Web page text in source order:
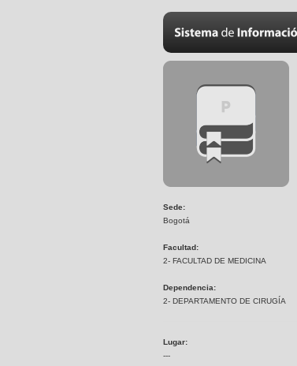
Sede:
Bogotá
Facultad:
2- FACULTAD DE MEDICINA
Dependencia:
2- DEPARTAMENTO DE CIRUGÍA
Lugar:
---